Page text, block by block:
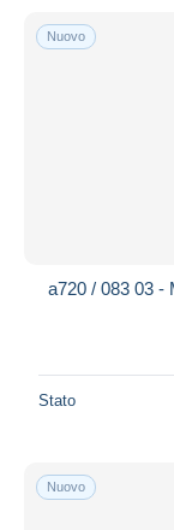
Nuovo
a720 / 083 03 -
Stato
Nuovo